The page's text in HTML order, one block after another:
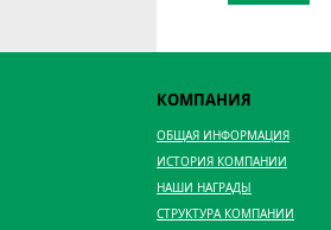
КОМПАНИЯ
ОБЩАЯ ИНФОРМАЦИЯ
ИСТОРИЯ КОМПАНИИ
НАШИ НАГРАДЫ
СТРУКТУРА КОМПАНИИ